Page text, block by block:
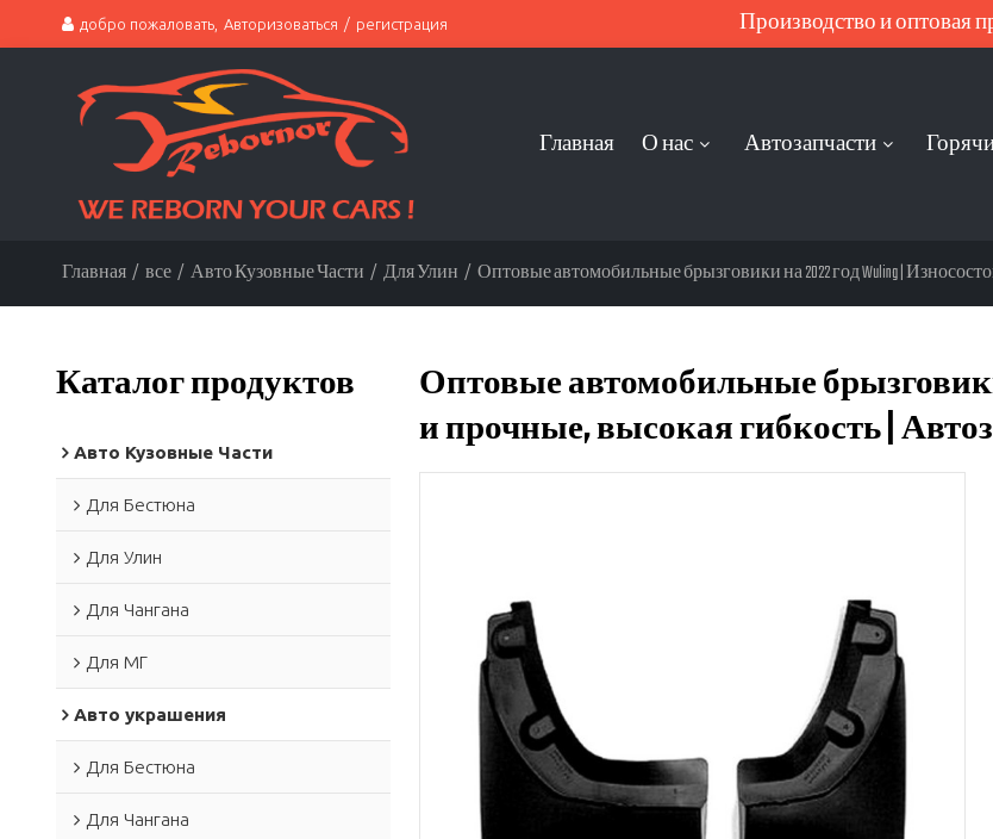
добро пожаловать, Авторизоваться / регистрация Производство и оптовая
Главная О нас Автозапчасти
Главная / все / Авто Кузовные Части / Для Улин / Оптовые автомобильные брызговики на 2022 год Wuling |
Каталог продуктов
Авто Кузовные Части
Для Бестюна
Для Улин
Для Чангана
Для МГ
Авто украшения
Для Бестюна
Для Чангана
Оптовые автомобильные
и прочные, высокая гибкость |